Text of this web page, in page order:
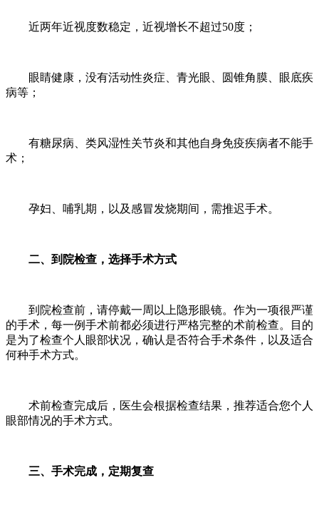
近两年近视度数稳定，近视增长不超过50度；
眼睛健康，没有活动性炎症、青光眼、圆锥角膜、眼底疾
病等；
有糖尿病、类风湿性关节炎和其他自身免疫疾病者不能手
术；
孕妇、哺乳期，以及感冒发烧期间，需推迟手术。
二、到院检查，选择手术方式
到院检查前，请停戴一周以上隐形眼镜。作为一项很严谨
的手术，每一例手术前都必须进行严格完整的术前检查。目的
是为了检查个人眼部状况，确认是否符合手术条件，以及适合
何种手术方式。
术前检查完成后，医生会根据检查结果，推荐适合您个人
眼部情况的手术方式。
三、手术完成，定期复查